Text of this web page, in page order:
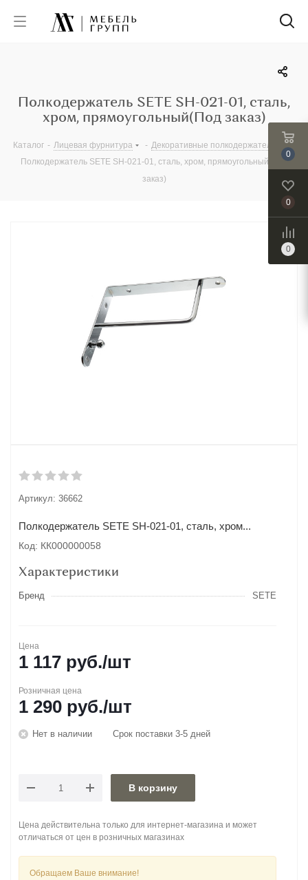
Полкодержатель SETE SH-021-01, сталь,
хром, прямоугольный(Под заказ)
Каталог - Лицевая фурнитура - Декоративные полкодержатели
-
Полкодержатель SETE SH-021-01, сталь, хром, прямоугольный(Под
заказ)
Артикул: 36662
Полкодержатель SETE SH-021-01, сталь, хром...
Код: КК000000058
Характеристики
Бренд SETE
Цена
1 117 руб./шт
Розничная цена
1 290 руб./шт
Нет в наличии Срок поставки 3-5 дней
В корзину
Цена действительна только для интернет-магазина и может
отличаться от цен в розничных магазинах
Обращаем Ваше внимание!
0
0
0